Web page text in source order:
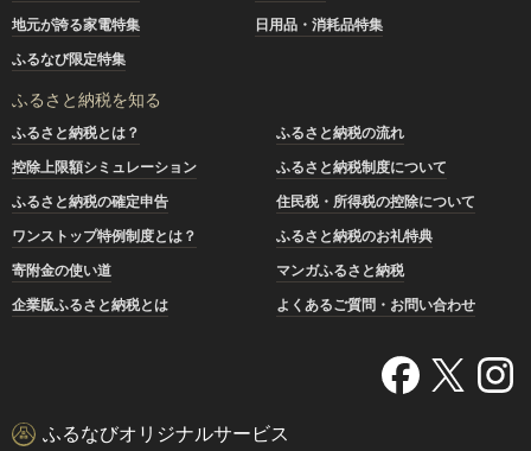
地元が誇る家電特集
日用品・消耗品特集
ふるなび限定特集
ふるさと納税を知る
ふるさと納税とは？
ふるさと納税の流れ
控除上限額シミュレーション
ふるさと納税制度について
ふるさと納税の確定申告
住民税・所得税の控除について
ワンストップ特例制度とは？
ふるさと納税のお礼特典
寄附金の使い道
マンガふるさと納税
企業版ふるさと納税とは
よくあるご質問・お問い合わせ
ふるなびオリジナルサービス